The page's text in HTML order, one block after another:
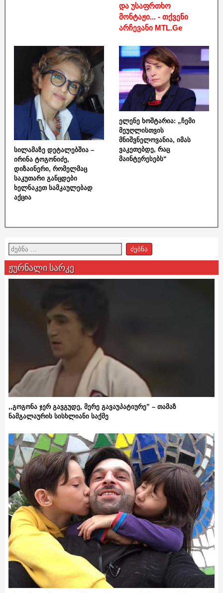
და უსაფრთხო
მონტაჟი... - თქვენი
არჩევანი MTL.Ge
სილამაზე დეტალებშია –
ირინა ტოგონიძე,
დიზაინერი, რომელმაც
საკუთარი განცდები
ხელნაკეთ სამკაულებად
აქცია
ელენე ხოშტარია: „ჩემი
მეუღლისთვის
მნიშვნელოვანია, იმას
ვაკეთებდე, რაც
მაინტერესებს“
ჟურნალი სარკე
,,გოგონა ჯერ გავგუდე, მერე გავაუპატიურე” – თამაზ
ნამგალაურის სისხლიანი საქმე